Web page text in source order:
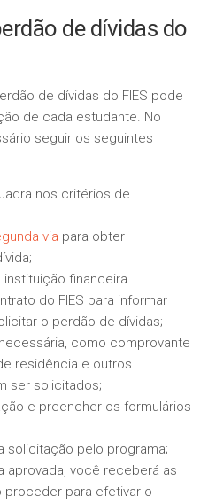
de dívidas do
de dívidas do FIES pode
de cada estudante. No
seguir os seguintes
nos critérios de
via para obter
financeira
do FIES para informar
o perdão de dívidas;
como comprovante
residência e outros
ser solicitados;
e preencher os formulários
solicitação pelo programa;
aprovada, você receberá as
para efetivar o